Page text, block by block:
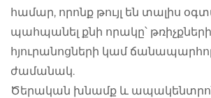
համար, որոնք թույլ են տալիս
պահպանել քնի որակը՝
հյուրանոցների կամ
ժամանակ.
Ծերական խնամք և